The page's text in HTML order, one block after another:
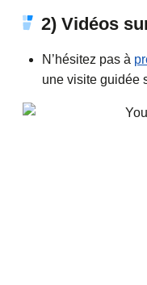
2) Vidéos
N’hésitez pas à
une visite guidée